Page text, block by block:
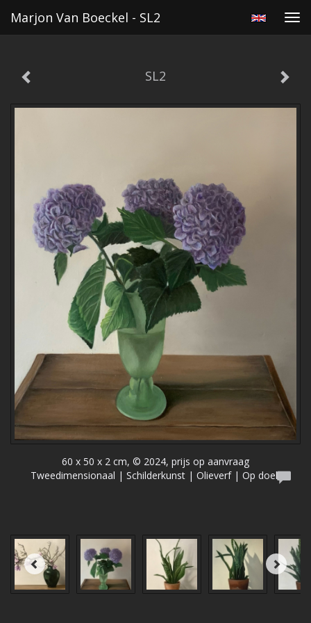
Marjon Van Boeckel - SL2
SL2
60 x 50 x 2 cm, © 2024, prijs op aanvraag
Tweedimensionaal | Schilderkunst | Olieverf | Op doek